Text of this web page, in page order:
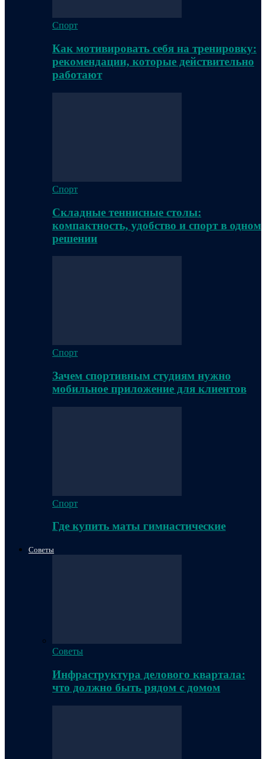
Спорт
Как мотивировать себя на тренировку:
рекомендации, которые действительно
работают
Спорт
Складные теннисные столы:
компактность, удобство и спорт в одном
решении
Спорт
Зачем спортивным студиям нужно
мобильное приложение для клиентов
Спорт
Где купить маты гимнастические
Советы
Советы
Инфраструктура делового квартала:
что должно быть рядом с домом